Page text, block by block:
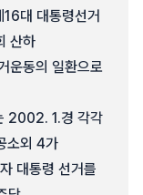
16대 대통령선거
산하
운동의 일환으로
2002. 1.경 각각
소외 4가
대통령 선거를